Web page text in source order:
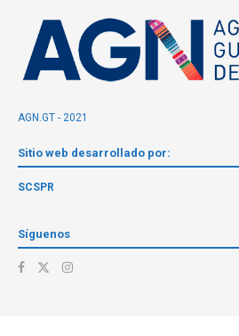
AGN.GT - 2021
Sitio web desarrollado por:
SCSPR
Síguenos